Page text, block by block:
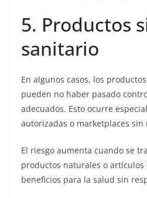
5. Productos
sanitario
En algunos casos, los
pueden no haber pasado
adecuados. Esto ocurre
autorizadas o marketplaces sin
El riesgo aumenta cuando se
productos naturales o
beneficios para la salud sin